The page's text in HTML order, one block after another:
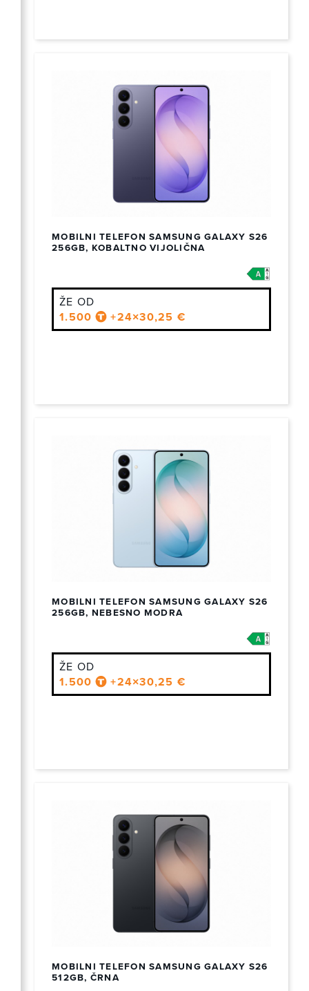
MOBILNI TELEFON SAMSUNG GALAXY S26
256GB, KOBALTNO VIJOLIČNA
ŽE OD
1.500
+24×30,25 €
MOBILNI TELEFON SAMSUNG GALAXY S26
256GB, NEBESNO MODRA
ŽE OD
1.500
+24×30,25 €
MOBILNI TELEFON SAMSUNG GALAXY S26
512GB, ČRNA